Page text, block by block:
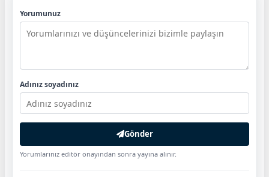
Yorumunuz
Adınız soyadınız
Gönder
Yorumlarınız editör onayından sonra yayına alınır.